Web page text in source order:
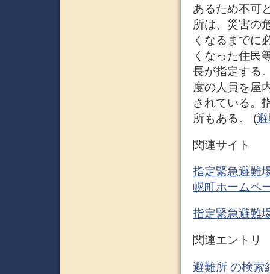
あるため不可
所は、災害の
くなるまでに
くなった住民
長が指定する
度の人員を屋
されている。
所もある。 (
関連サイト
指定緊急避難
幌町ホームペ
指定緊急避難
関連エントリ
避難所 の検索